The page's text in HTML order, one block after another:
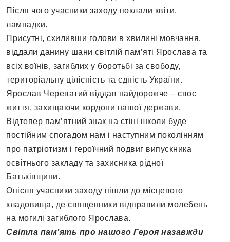
Після чого учасники заходу поклали квіти,
лампадки.
Присутні, схиливши голови в хвилині мовчання,
віддали данину шани світлій пам’яті Ярослава та
всіх воїнів, загиблих у боротьбі за свободу,
територіальну цілісність та єдність України.
Ярослав Череватий віддав найдорожче – своє
життя, захищаючи кордони нашої держави.
Відтепер пам’ятний знак на стіні школи буде
постійним спогадом нам і наступним поколінням
про патріотизм і героїчний подвиг випускника
освітнього закладу та захисника рідної
Батьківщини.
Опісля учасники заходу пішли до місцевого
кладовища, де священники відправили молебень
на могилі загиблого Ярослава.
Світла пам’ять про нашого Героя назавжди